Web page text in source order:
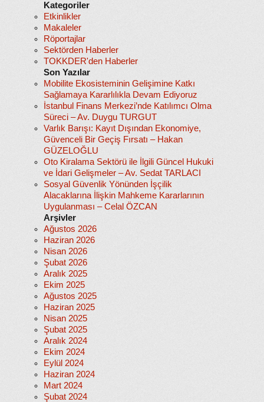
Kategoriler
Etkinlikler
Makaleler
Röportajlar
Sektörden Haberler
TOKKDER'den Haberler
Son Yazılar
Mobilite Ekosisteminin Gelişimine Katkı
Sağlamaya Kararlılıkla Devam Ediyoruz
İstanbul Finans Merkezi’nde Katılımcı Olma
Süreci – Av. Duygu TURGUT
Varlık Barışı: Kayıt Dışından Ekonomiye,
Güvenceli Bir Geçiş Fırsatı – Hakan
GÜZELOĞLU
Oto Kiralama Sektörü ile İlgili Güncel Hukuki
ve İdari Gelişmeler – Av. Sedat TARLACI
Sosyal Güvenlik Yönünden İşçilik
Alacaklarına İlişkin Mahkeme Kararlarının
Uygulanması – Celal ÖZCAN
Arşivler
Ağustos 2026
Haziran 2026
Nisan 2026
Şubat 2026
Aralık 2025
Ekim 2025
Ağustos 2025
Haziran 2025
Nisan 2025
Şubat 2025
Aralık 2024
Ekim 2024
Eylül 2024
Haziran 2024
Mart 2024
Şubat 2024